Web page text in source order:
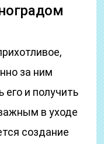
за ним
и получить
в уходе
создание